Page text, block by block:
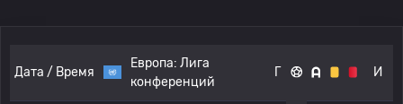
Дата / Время
Европа: Лига
конференций
Г И